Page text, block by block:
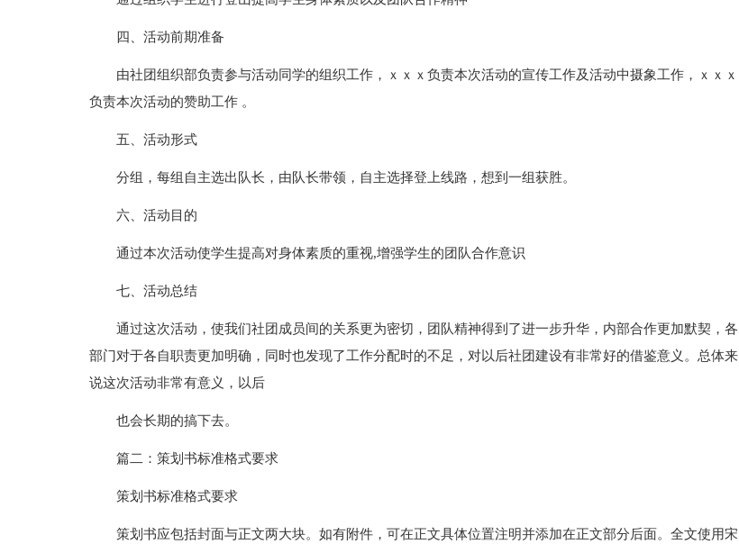
四、活动前期准备
由社团组织部负责参与活动同学的组织工作，ｘｘｘ负责本次活动的宣传工作及活动中摄象工作，ｘｘｘ
负责本次活动的赞助工作 。
五、活动形式
分组，每组自主选出队长，由队长带领，自主选择登上线路，想到一组获胜。
六、活动目的
通过本次活动使学生提高对身体素质的重视,增强学生的团队合作意识
七、活动总结
通过这次活动，使我们社团成员间的关系更为密切，团队精神得到了进一步升华，内部合作更加默契，各
部门对于各自职责更加明确，同时也发现了工作分配时的不足，对以后社团建设有非常好的借鉴意义。总体来
说这次活动非常有意义，以后
也会长期的搞下去。
篇二：策划书标准格式要求
策划书标准格式要求
策划书应包括封面与正文两大块。如有附件，可在正文具体位置注明并添加在正文部分后面。全文使用宋